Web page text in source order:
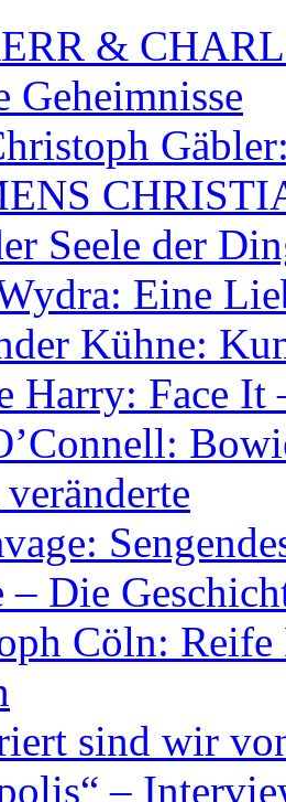
&
Geheimnisse
Seele der
Eine
Kühne:
Harry: Face
– Die
Cöln:
sind wir
–